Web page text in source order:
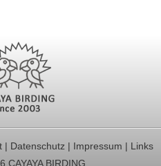
| Datenschutz | Impressum | Links
CAYAYA BIRDING